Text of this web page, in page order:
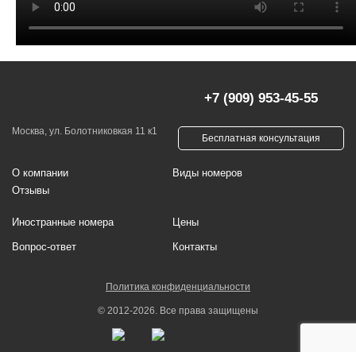
Москва, ул. Болотниковкая 11 к1
О компании
Отзывы
Виды номеров
Иностранные номера Цены
Вопрос-ответ Контакты
+7 (909) 953-45-55
Бесплатная консультация
Политика конфиденциальности
© 2012-2026. Все права защищены